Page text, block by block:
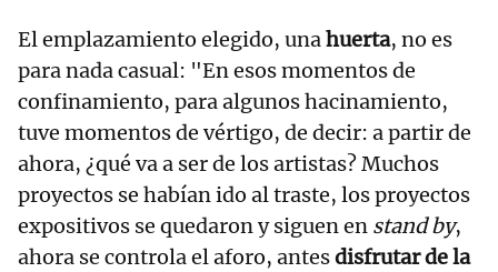
El emplazamiento elegido, unahuerta, no es
para nada casual: "En esos momentos de
confinamiento, para algunos hacinamiento,
tuve momentos de vértigo, de decir: a partir de
ahora, ¿qué va a ser de los artistas? Muchos
proyectos se habían ido al traste, los proyectos
expositivos se quedaron y siguen en stand by,
ahora se controla el aforo, antesdisfrutar de la